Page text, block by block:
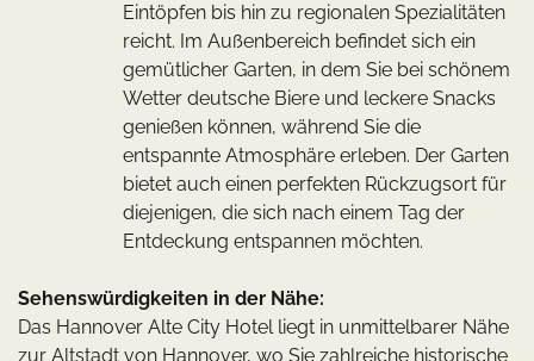
Eintöpfen bis hin zu regionalen Spezialitäten
reicht. Im Außenbereich befindet sich ein
gemütlicher Garten, in dem Sie bei schönem
Wetter deutsche Biere und leckere Snacks
genießen können, während Sie die
entspannte Atmosphäre erleben. Der Garten
bietet auch einen perfekten Rückzugsort für
diejenigen, die sich nach einem Tag der
Entdeckung entspannen möchten.
Sehenswürdigkeiten in der Nähe:
Das Hannover Alte City Hotel liegt in unmittelbarer Nähe
zur Altstadt von Hannover, wo Sie zahlreiche historische